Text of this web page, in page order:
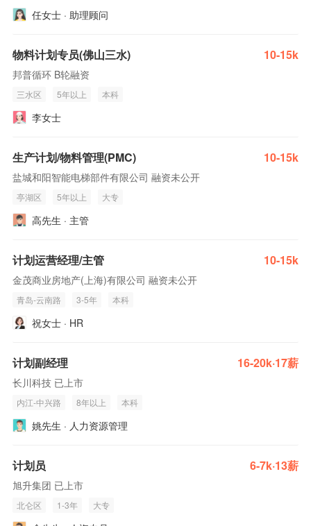
任女士 · 助理顾问
物料计划专员(佛山三水) 10-15k
邦普循环 B轮融资
三水区 5年以上 本科
李女士
生产计划/物料管理(PMC) 10-15k
盐城和阳智能电梯部件有限公司 融资未公开
亭湖区 5年以上 大专
高先生 · 主管
计划运营经理/主管 10-15k
金茂商业房地产(上海)有限公司 融资未公开
青岛-云南路 3-5年 本科
祝女士 · HR
计划副经理 16-20k·17薪
长川科技 已上市
内江-中兴路 8年以上 本科
姚先生 · 人力资源管理
计划员 6-7k·13薪
旭升集团 已上市
北仑区 1-3年 大专